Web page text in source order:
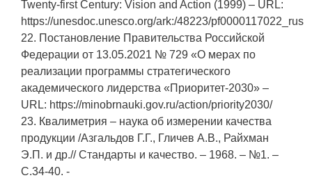
Twenty-first Century: Vision and Action (1999) – URL:
https://unesdoc.unesco.org/ark:/48223/pf0000117022_rus
22. Постановление Правительства Российской
Федерации от 13.05.2021 № 729 «О мерах по
реализации программы стратегического
академического лидерства «Приоритет-2030» –
URL: https://minobrnauki.gov.ru/action/priority2030/
23. Квалиметрия – наука об измерении качества
продукции /Азгальдов Г.Г., Гличев А.В., Райхман
Э.П. и др.// Стандарты и качество. – 1968. – №1. –
С.34-40. -